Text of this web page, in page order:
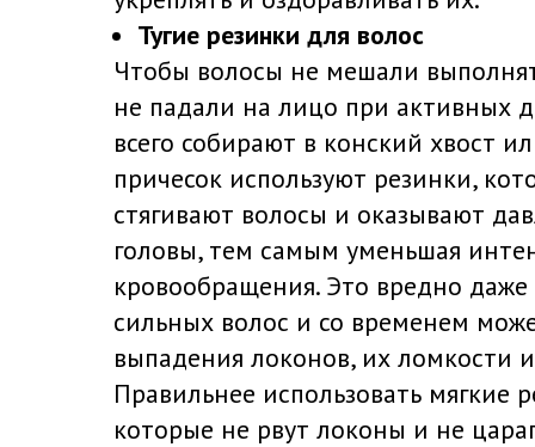
Тугие резинки для волос
Чтобы волосы не мешали
не падали на лицо при активных
всего собирают в конский хвост
причесок используют резинки,
стягивают волосы и оказывают
головы, тем самым уменьшая
кровообращения. Это вредно
сильных волос и со временем
выпадения локонов, их ломкости
Правильнее использовать мягкие
которые не рвут локоны и не